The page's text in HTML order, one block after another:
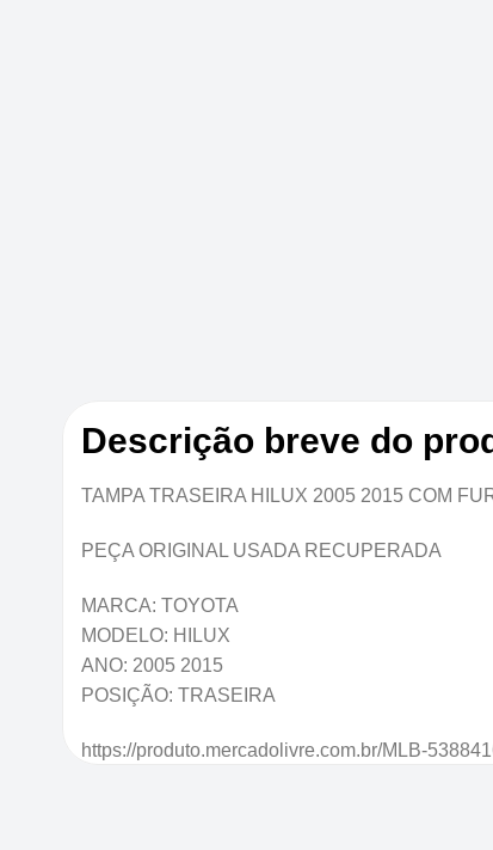
Descrição breve do
TAMPA TRASEIRA HILUX 2005 2015 COM
PEÇA ORIGINAL USADA RECUPERADA
MARCA: TOYOTA
MODELO: HILUX
ANO: 2005 2015
POSIÇÃO: TRASEIRA
https://produto.mercadolivre.com.br/MLB-